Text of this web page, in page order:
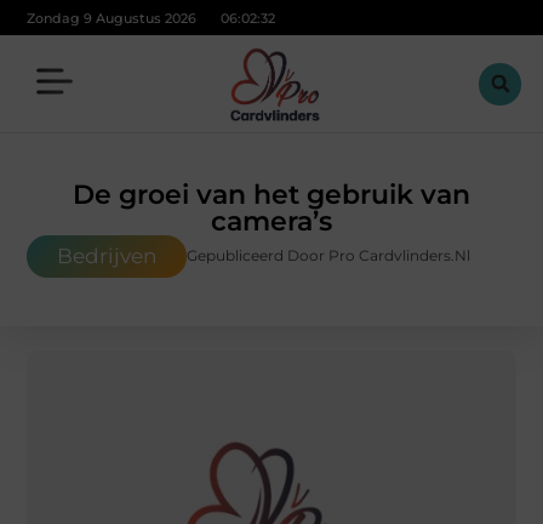
Zondag 9 Augustus 2026 06:02:33
De groei van het gebruik van
camera’s
Bedrijven Gepubliceerd Door Pro Cardvlinders.nl